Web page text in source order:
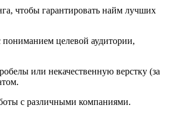
чтобы гарантировать найм лучших
целевой аудитории,
или некачественную верстку (за
с различными компаниями.